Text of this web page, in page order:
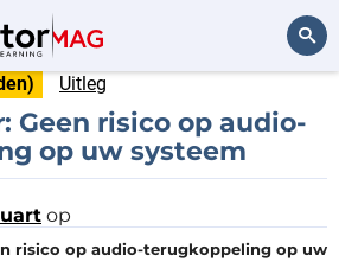
Uitleg
Geen risico op audio-
op uw systeem
op